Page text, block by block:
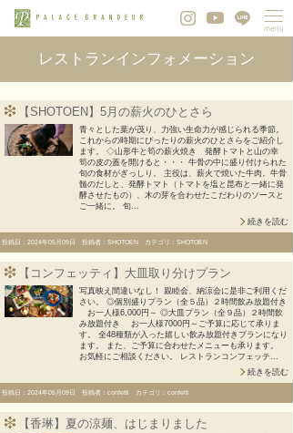
レストランインフォメーション
【SHOTOEN】5月の薪火のひとさら
青々とした葉が茂り、力強い生命力が感じられる季節。
これからの時期にぴったりの薪火のひとさらをご紹介し
ます。 ◇山形牛と筍の薪火焼き 発酵トマトと山の幸
筍の皮の蓋を開けると・・・ 牛骨の中に盛り付けられた
旬の食材がぎっしり。 主役は、薪火で焼いた牛肉。牛骨
髄のだしと、発酵トマト（トマトを塩と昆布と一緒に発
酵させたもの）、木の芽を合わせたこだわりのソースと
ご一緒に。 旬...
続きを読む
投稿日：2024年05月09日 投稿者：SHOTOEN カテゴリ：SHOTOEN
【コンフェッティ】大皿取り分けプラン
写真映え間違いなし！ 親睦会、納涼会に是非ご利用くだ
さい。 ◎個別盛りプラン（全５品）２時間飲み放題付き
お一人様6,000円～ ◎大皿プラン（全９品）２時間飲
み放題付き お一人様7000円～ご予算に応じて承りま
す。 全48種類が入った嬉しい飲み放題付きプランになり
ます。 また、ご予算に合わせたメニューも承ります。
お気軽にご相談ください。 レストランコンフェッテ...
続きを読む
投稿日：2024年05月09日 投稿者：confetti カテゴリ：confetti
【香琳】夏の涼麺、はじまりました